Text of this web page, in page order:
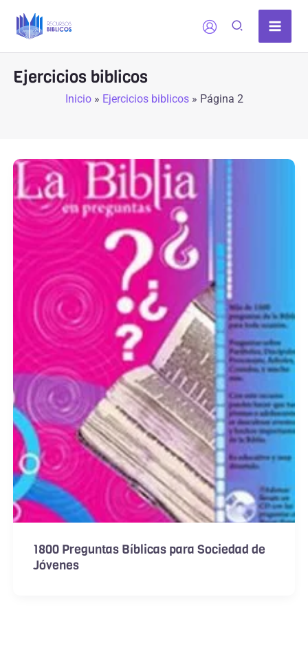
Ejercicios biblicos
Inicio» Ejercicios biblicos» Página 2
1800 Preguntas Bíblicas para Sociedad de
Jóvenes